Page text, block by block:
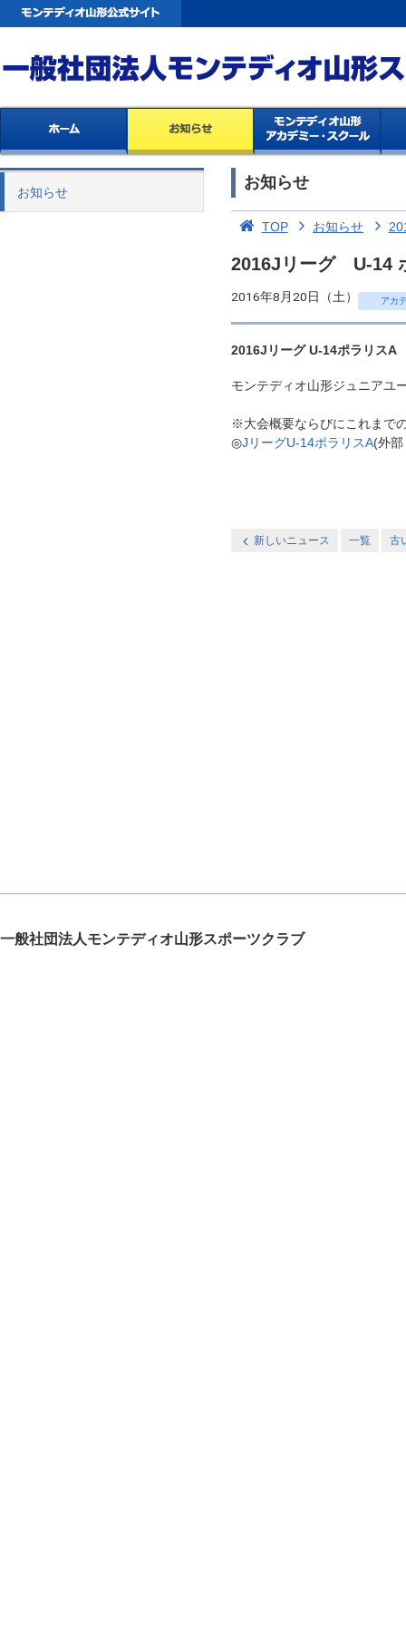
お知らせ
お知らせ
TOP お知らせ
2016Jリーグ U-14
2016年8月20日（土） アカ
2016Jリーグ U-14ポラリスA
モンテディオ山形ジュニアユ
※大会概要ならびにこれまで
◎JリーグU-14ポラリスA(外部
新しいニュース 一覧 古
一般社団法人モンテディオ山形スポーツクラブ